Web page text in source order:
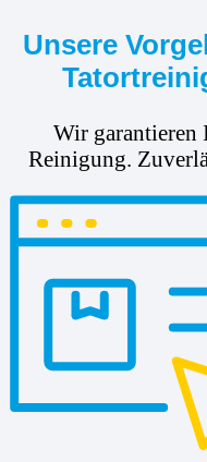
Unsere
Wir garantieren
Reinigung.